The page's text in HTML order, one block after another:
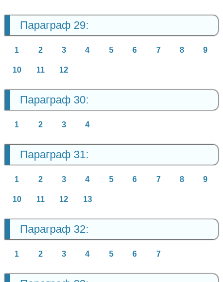
Параграф 29:
1 2 3 4 5 6 7 8 9
10 11 12
Параграф 30:
1 2 3 4
Параграф 31:
1 2 3 4 5 6 7 8 9
10 11 12 13
Параграф 32:
1 2 3 4 5 6 7